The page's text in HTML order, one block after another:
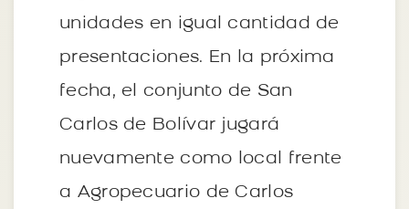
unidades en igual cantidad de
presentaciones. En la próxima
fecha, el conjunto de San
Carlos de Bolívar jugará
nuevamente como local frente
a Agropecuario de Carlos